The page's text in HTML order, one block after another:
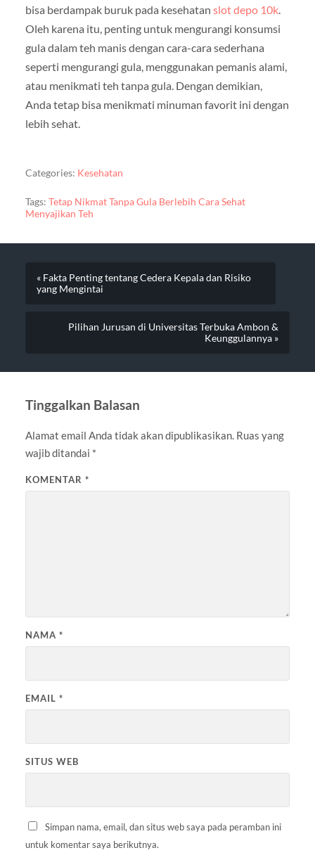
bisa berdampak buruk pada kesehatan slot depo 10k.
Oleh karena itu, penting untuk mengurangi konsumsi
gula dalam teh manis dengan cara-cara sederhana
seperti mengurangi gula, menggunakan pemanis alami,
atau menikmati teh tanpa gula. Dengan demikian,
Anda tetap bisa menikmati minuman favorit ini dengan
lebih sehat.
Categories: Kesehatan
Tags: Tetap Nikmat Tanpa Gula Berlebih Cara Sehat
Menyajikan Teh
« Fakta Penting tentang Cedera Kepala dan Risiko
yang Mengintai
Pilihan Jurusan di Universitas Terbuka Ambon &
Keunggulannya »
Tinggalkan Balasan
Alamat email Anda tidak akan dipublikasikan. Ruas yang
wajib ditandai *
KOMENTAR *
NAMA *
EMAIL *
SITUS WEB
Simpan nama, email, dan situs web saya pada peramban ini
untuk komentar saya berikutnya.